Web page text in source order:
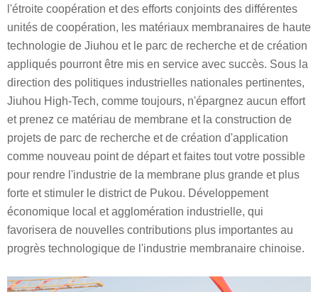
l'étroite coopération et des efforts conjoints des différentes
unités de coopération, les matériaux membranaires de haute
technologie de Jiuhou et le parc de recherche et de création
appliqués pourront être mis en service avec succès. Sous la
direction des politiques industrielles nationales pertinentes,
Jiuhou High-Tech, comme toujours, n'épargnez aucun effort
et prenez ce matériau de membrane et la construction de
projets de parc de recherche et de création d'application
comme nouveau point de départ et faites tout votre possible
pour rendre l'industrie de la membrane plus grande et plus
forte et stimuler le district de Pukou. Développement
économique local et agglomération industrielle, qui
favorisera de nouvelles contributions plus importantes au
progrès technologique de l'industrie membranaire chinoise.